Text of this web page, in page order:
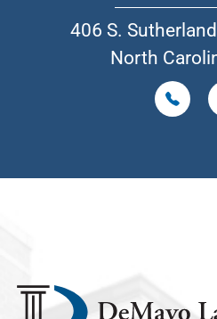
406 S.
North